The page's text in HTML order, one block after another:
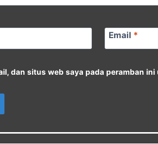
Email *
dan situs web saya pada peramban